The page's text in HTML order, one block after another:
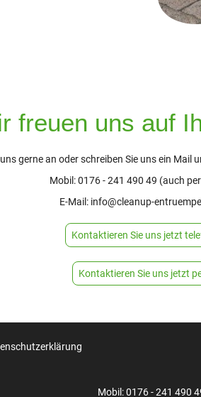
freuen uns auf
gerne an oder schreiben Sie uns ein Mail
Mobil: 0176 - 241 490 49 (auch
E-Mail: info@cleanup-
Kontaktieren Sie uns jetzt
Kontaktieren Sie uns jetzt
Mobil: 0176 - 241 490